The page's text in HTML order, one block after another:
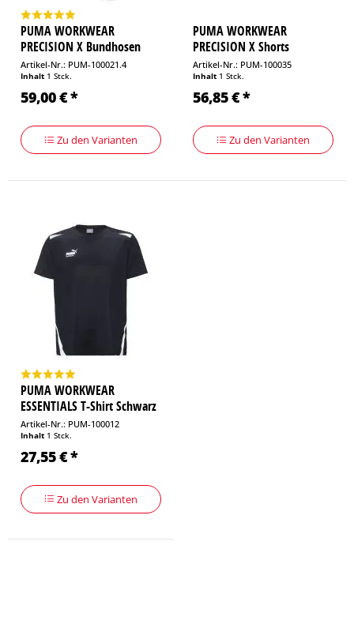
PUMA WORKWEAR
PRECISION X Bundhosen
Weiß/Anthrazit
Artikel-Nr.: PUM-100021.4
Inhalt 1 Stck.
59,00 € *
Zu den Varianten
PUMA WORKWEAR
PRECISION X Shorts
Schwarz/Neon
Artikel-Nr.: PUM-100035
Inhalt 1 Stck.
56,85 € *
Zu den Varianten
PUMA WORKWEAR
ESSENTIALS T-Shirt Schwarz
Artikel-Nr.: PUM-100012
Inhalt 1 Stck.
27,55 € *
Zu den Varianten